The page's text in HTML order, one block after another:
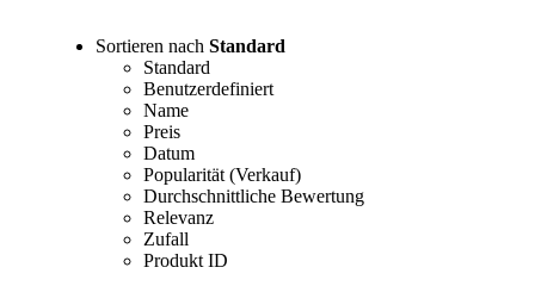
Sortieren nachStandard
Standard
Benutzerdefiniert
Name
Preis
Datum
Popularität (Verkauf)
Durchschnittliche Bewertung
Relevanz
Zufall
Produkt ID